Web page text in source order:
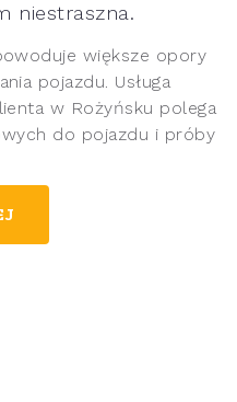
niestraszna.
większe opory
pojazdu. Usługa
w Rożyńsku polega
do pojazdu i próby